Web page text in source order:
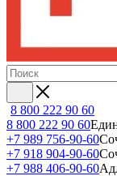
8 800 222 90 60
8 800 222 90 60
+7 989 756-90-60
+7 918 904-90-60
+7 988 406-90-60